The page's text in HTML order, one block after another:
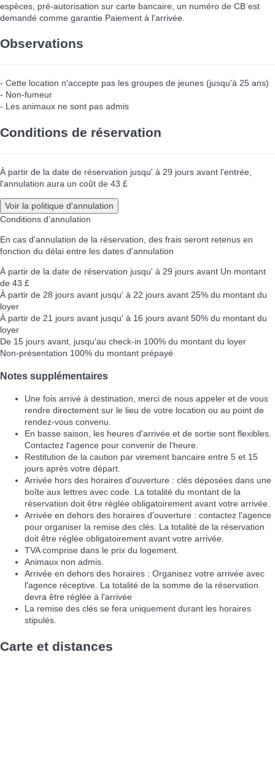
espèces, pré-autorisation sur carte bancaire, un numéro de CB est
demandé comme garantie Paiement à l'arrivée.
Observations
- Cette location n'accepte pas les groupes de jeunes (jusqu'à 25 ans)
- Non-fumeur
- Les animaux ne sont pas admis
Conditions de réservation
À partir de la date de réservation jusqu' à 29 jours avant l'entrée,
l'annulation aura un coût de 43 £
Voir la politique d'annulation
Conditions d’annulation
En cas d'annulation de la réservation, des frais seront retenus en
fonction du délai entre les dates d'annulation
À partir de la date de réservation jusqu' à 29 jours avant Un montant
de 43 £
À partir de 28 jours avant jusqu' à 22 jours avant 25% du montant du
loyer
À partir de 21 jours avant jusqu' à 16 jours avant 50% du montant du
loyer
De 15 jours avant, jusqu'au check-in 100% du montant du loyer
Non-présentation 100% du montant prépayé
Notes supplémentaires
Une fois arrivé à destination, merci de nous appeler et de vous
rendre directement sur le lieu de votre location ou au point de
rendez-vous convenu.
En basse saison, les heures d'arrivée et de sortie sont flexibles.
Contactez l'agence pour convenir de l'heure.
Restitution de la caution par virement bancaire entre 5 et 15
jours après votre départ.
Arrivée hors des horaires d'ouverture : clés déposées dans une
boîte aux lettres avec code. La totalité du montant de la
réservation doit être réglée obligatoirement avant votre arrivée.
Arrivée en dehors des horaires d'ouverture : contactez l'agence
pour organiser la remise des clés. La totalité de la réservation
doit être réglée obligatoirement avant votre arrivée.
TVA comprise dans le prix du logement.
Animaux non admis.
Arrivée en dehors des horaires : Organisez votre arrivée avec
l'agence réceptive. La totalité de la somme de la réservation
devra être réglée à l'arrivée
La remise des clés se fera uniquement durant les horaires
stipulés.
Carte et distances